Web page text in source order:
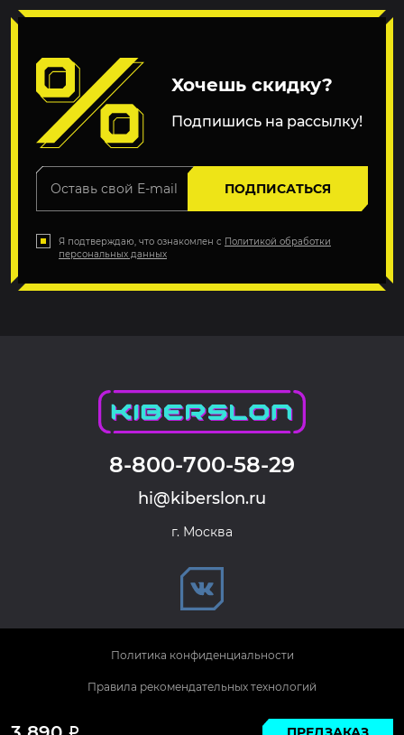
Р
Хочешь скидку?
Подпишись на рассылку!
ПОДПИСАТЬСЯ
Я подтверждаю, что ознакомлен с Политикой обработки
персональных данных
8-800-700-58-29
hi@kiberslon.ru
г. Москва
© 2026 KIBERSLON. Все права защищены.
Политика конфиденциальности
Правила рекомендательных технологий